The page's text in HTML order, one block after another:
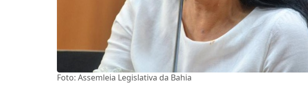
Foto: Assemleia Legislativa da Bahia